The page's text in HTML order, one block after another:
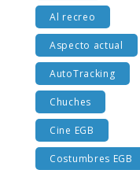
Al recreo
Aspecto actual
AutoTracking
Chuches
Cine EGB
Costumbres EGB